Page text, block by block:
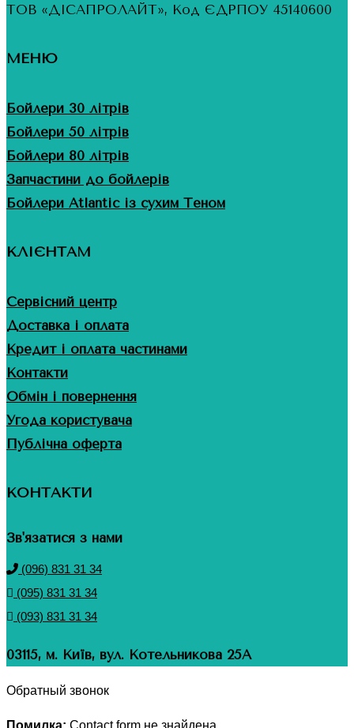
ТОВ «ДІСАПРОЛАЙТ», Код ЄДРПОУ 45140600
МЕНЮ
Бойлери 30 літрів
Бойлери 50 літрів
Бойлери 80 літрів
Запчастини до бойлерів
Бойлери Atlantic із сухим Теном
КЛІЄНТАМ
Сервісний центр
Доставка і оплата
Кредит і оплата частинами
Контакти
Обмін і повернення
Угода користувача
Публічна оферта
КОНТАКТИ
Зв'язатися з нами
(096) 831 31 34
(095) 831 31 34
(093) 831 31 34
03115, м. Київ, вул. Котельникова 25А
Обратный звонок
Помилка: Contact form не знайдена.